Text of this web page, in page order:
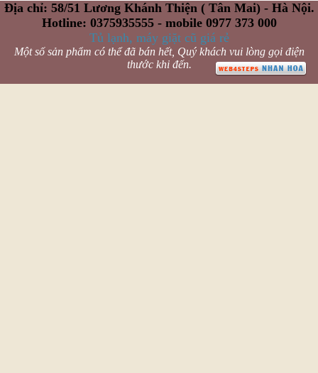
Địa chỉ: 58/51 Lương Khánh Thiện ( Tân Mai) - Hà Nội.
Hotline: 0375935555 - mobile 0977 373 000
Tủ lạnh, máy giặt cũ giá rẻ
Một số sản phẩm có thể đã bán hết, Quý khách vui lòng gọi điện
thước khi đến.